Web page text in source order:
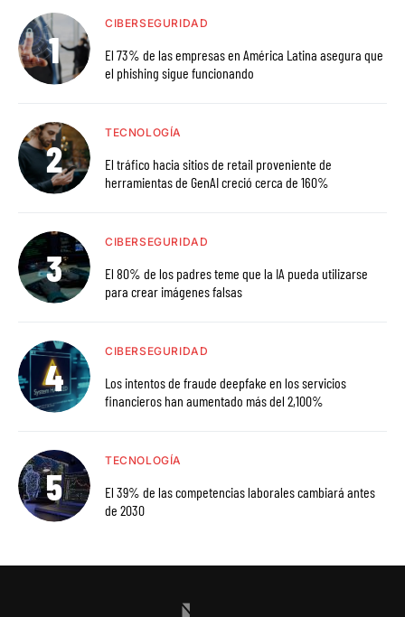
CIBERSEGURIDAD
El 73% de las empresas en América Latina asegura que
el phishing sigue funcionando
TECNOLOGÍA
El tráfico hacia sitios de retail proveniente de
herramientas de GenAI creció cerca de 160%
CIBERSEGURIDAD
El 80% de los padres teme que la IA pueda utilizarse
para crear imágenes falsas
CIBERSEGURIDAD
Los intentos de fraude deepfake en los servicios
financieros han aumentado más del 2,100%
TECNOLOGÍA
El 39% de las competencias laborales cambiará antes
de 2030